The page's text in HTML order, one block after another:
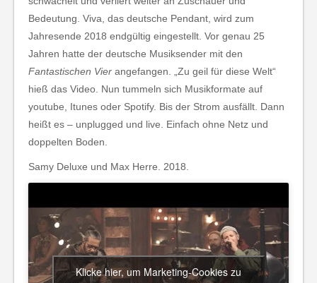
Bedeutung. Viva, das deutsche Pendant, wird zum
Jahresende 2018 endgültig eingestellt. Vor genau 25
Jahren hatte der deutsche Musiksender mit den
Fantastischen Vier angefangen. „Zu geil für diese Welt“
hieß das Video. Nun tummeln sich Musikformate auf
youtube, Itunes oder Spotify. Bis der Strom ausfällt. Dann
heißt es – unplugged und live. Einfach ohne Netz und
doppelten Boden.
Samy Deluxe und Max Herre. 2018.
Klicke hier, um Marketing-Cookies zu